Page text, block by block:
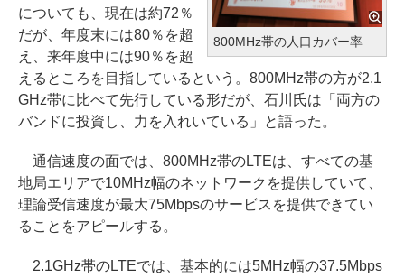
800MHz帯の人口カバー率
についても、現在は約72％
だが、年度末には80％を超
え、来年度中には90％を超
えるところを目指しているという。800MHz帯の方が2.1
GHz帯に比べて先行している形だが、石川氏は「両方の
バンドに投資し、力を入れいている」と語った。
通信速度の面では、800MHz帯のLTEは、すべての基
地局エリアで10MHz幅のネットワークを提供していて、
理論受信速度が最大75Mbpsのサービスを提供できてい
ることをアピールする。
2.1GHz帯のLTEでは、基本的には5MHz幅の37.5Mbps